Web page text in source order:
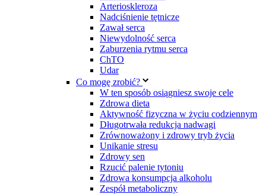
Arterioskleroza
Nadciśnienie tętnicze
Zawał serca
Niewydolność serca
Zaburzenia rytmu serca
ChTO
Udar
Co mogę zrobić?
W ten sposób osiągniesz swoje cele
Zdrowa dieta
Aktywność fizyczna w życiu codziennym
Długotrwała redukcja nadwagi
Zrównoważony i zdrowy tryb życia
Unikanie stresu
Zdrowy sen
Rzucić palenie tytoniu
Zdrowa konsumpcja alkoholu
Zespół metaboliczny